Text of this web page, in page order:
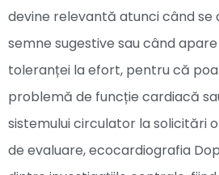
devine relevantă atunci când se
semne sugestive sau când
toleranței la efort, pentru că
problemă de funcție cardiacă
sistemului circulator la solicitări
de evaluare, ecocardiografia